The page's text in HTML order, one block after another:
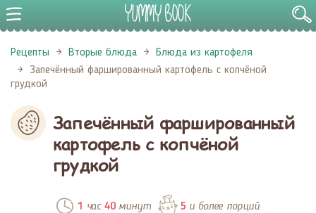
Рецепты Вторые блюда
Блюда из картофеля
Запечённый фаршированный картофель с копчёной
грудкой
Запечённый фаршированный
картофель с копчёной
грудкой
1 час 40минут 5 и более порций